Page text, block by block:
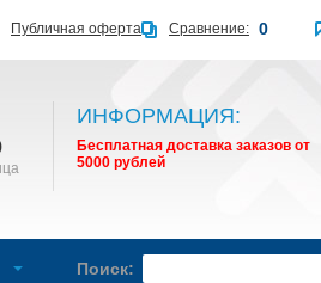
ИНФОРМАЦИЯ:
Бесплатная доставка заказов от
5000 рублей
Поиск:
Публичная оферта Сравнение: 0